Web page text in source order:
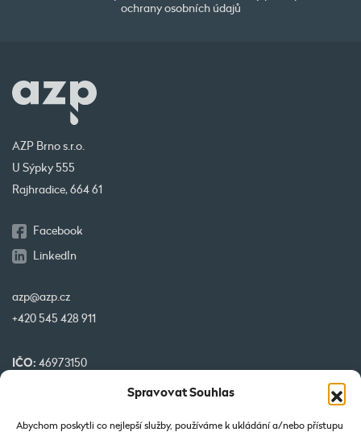
Spravovat Souhlas
Abychom poskytli co nejlepší služby, používáme k ukládání a/nebo přístupu
ochrany osobních údajů
AZP Brno s.r.o.
U Sýpky 555
Rajhradice, 664 61
Facebook
LinkedIn
azp@azp.cz
+420 545 428 911
IČO: 46973150